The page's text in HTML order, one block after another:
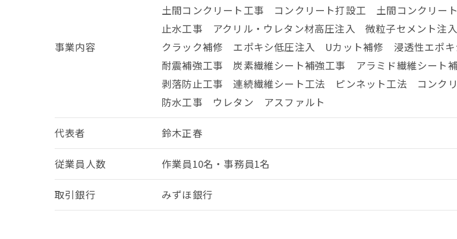
事業内容
土間コンクリート工事 コンクリート打設工 土間コンクリー
止水工事 アクリル・ウレタン材高圧注入 微粒子セメント
クラック補修 エポキシ低圧注入 Uカット補修 浸透性エポ
耐震補強工事 炭素繊維シート補強工事 アラミド繊維シート
剥落防止工事 連続繊維シート工法 ピンネット工法 コンクリ
防水工事 ウレタン アスファルト
代表者 鈴木正春
従業員人数 作業員10名・事務員1名
取引銀行 みずほ銀行